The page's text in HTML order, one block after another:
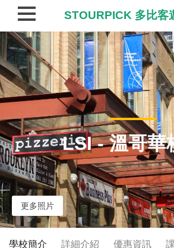
LSI - 溫哥華
更多照片
學校簡介 詳細介紹 優惠資訊
STOURPICK 多比客